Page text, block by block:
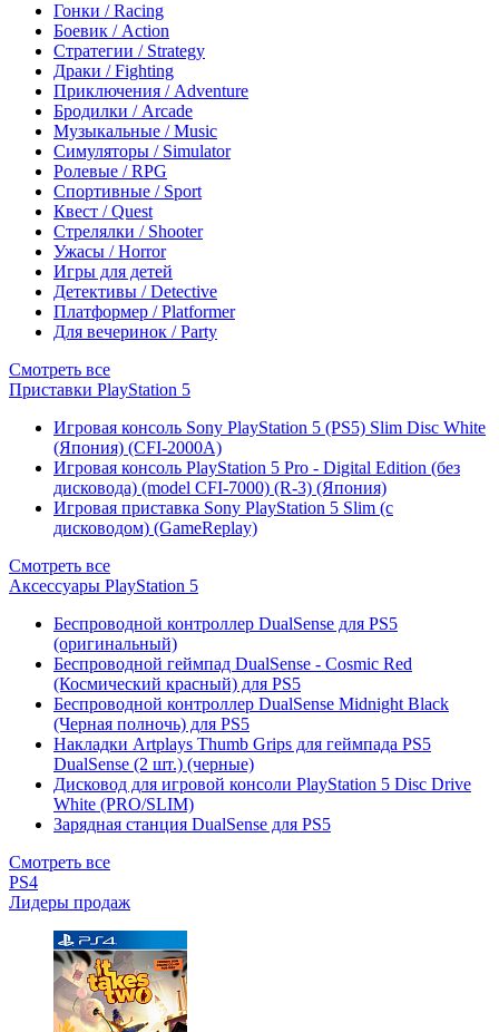
Гонки / Racing
Боевик / Action
Стратегии / Strategy
Драки / Fighting
Приключения / Adventure
Бродилки / Arcade
Музыкальные / Music
Симуляторы / Simulator
Ролевые / RPG
Спортивные / Sport
Квест / Quest
Стрелялки / Shooter
Ужасы / Horror
Игры для детей
Детективы / Detective
Платформер / Platformer
Для вечеринок / Party
Смотреть все
Приставки PlayStation 5
Игровая консоль Sony PlayStation 5 (PS5) Slim Disc White
(Япония) (CFI-2000A)
Игровая консоль PlayStation 5 Pro - Digital Edition (без
дисковода) (model CFI-7000) (R-3) (Япония)
Игровая приставка Sony PlayStation 5 Slim (с
дисководом) (GameReplay)
Смотреть все
Аксессуары PlayStation 5
Беспроводной контроллер DualSense для PS5
(оригинальный)
Беспроводной геймпад DualSense - Cosmic Red
(Космический красный) для PS5
Беспроводной контроллер DualSense Midnight Black
(Черная полночь) для PS5
Накладки Artplays Thumb Grips для геймпада PS5
DualSense (2 шт.) (черные)
Дисковод для игровой консоли PlayStation 5 Disc Drive
White (PRO/SLIM)
Зарядная станция DualSense для PS5
Смотреть все
PS4
Лидеры продаж